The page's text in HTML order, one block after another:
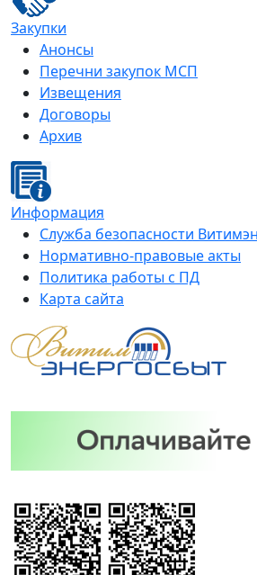
Закупки
Анонсы
Перечни закупок МСП
Извещения
Договоры
Архив
Информация
Служба безопасности
Нормативно-правовые акты
Политика работы с ПД
Карта сайта